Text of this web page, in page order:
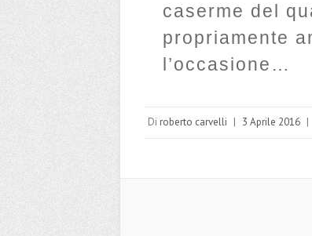
caserme del
propriamente
l’occasione…
Di roberto carvelli | 3 Aprile 2016 |